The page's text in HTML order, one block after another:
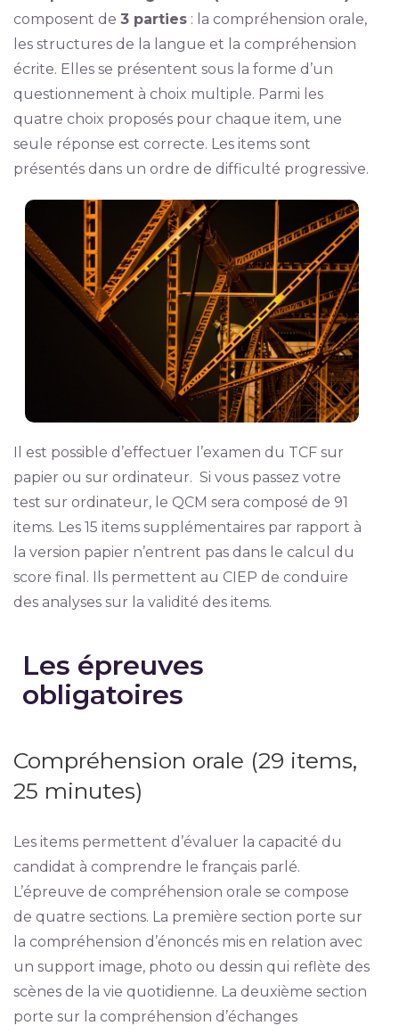
composent de 3 parties: la compréhension orale,
les structures de la langue et la compréhension
écrite. Elles se présentent sous la forme d’un
questionnement à choix multiple. Parmi les
quatre choix proposés pour chaque item, une
seule réponse est correcte. Les items sont
présentés dans un ordre de difficulté progressive.
Il est possible d’effectuer l’examen du TCF sur
papier ou sur ordinateur. Si vous passez votre
test sur ordinateur, le QCM sera composé de 91
items. Les 15 items supplémentaires par rapport à
la version papier n’entrent pas dans le calcul du
score final. Ils permettent au CIEP de conduire
des analyses sur la validité des items.
Les épreuves
obligatoires
Compréhension orale (29 items,
25 minutes)
Les items permettent d’évaluer la capacité du
candidat à comprendre le français parlé.
L’épreuve de compréhension orale se compose
de quatre sections. La première section porte sur
la compréhension d’énoncés mis en relation avec
un support image, photo ou dessin qui reflète des
scènes de la vie quotidienne. La deuxième section
porte sur la compréhension d’échanges